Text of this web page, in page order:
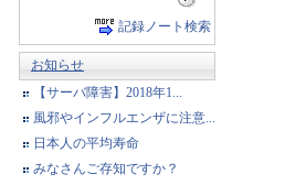
記録ノート検索
お知らせ
【サーバ障害】2018年1...
風邪やインフルエンザに注意...
日本人の平均寿命
みなさんご存知ですか？